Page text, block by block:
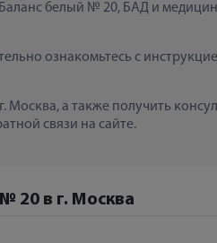
белый № 20, БАД и
ознакомьтесь с
Москва, а также получить
связи на сайте.
20 в г. Москва